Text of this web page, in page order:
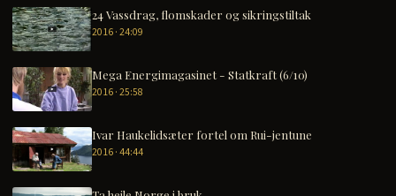
24 Vassdrag, flomskader og sikringstiltak
2016 · 24:09
Mega Energimagasinet - Statkraft (6/10)
2016 · 25:58
Ivar Haukelidsæter fortel om Rui-jentune
2016 · 44:44